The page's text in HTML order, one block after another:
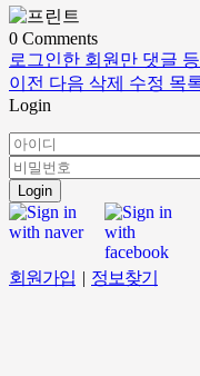
0 Comments
로그인한 회원만 댓글
이전 다음 삭제 수정 목
Login
Login
회원가입 | 정보찾기